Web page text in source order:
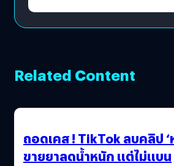
Related Content
ถอดเคส ! TikTok ลบคลิป ‘
ขายยาลดน้ำหนัก แต่ไม่แบน